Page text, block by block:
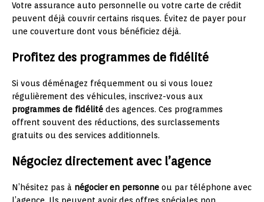
Votre assurance auto personnelle ou votre carte de crédit
peuvent déjà couvrir certains risques. Évitez de payer pour
une couverture dont vous bénéficiez déjà.
Profitez des programmes de fidélité
Si vous déménagez fréquemment ou si vous louez
régulièrement des véhicules, inscrivez-vous aux
programmes de fidélité des agences. Ces programmes
offrent souvent des réductions, des surclassements
gratuits ou des services additionnels.
Négociez directement avec l’agence
N’hésitez pas à négocier en personne ou par téléphone avec